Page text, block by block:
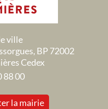
ville
BP 72002
Cedex
88 00
la mairie